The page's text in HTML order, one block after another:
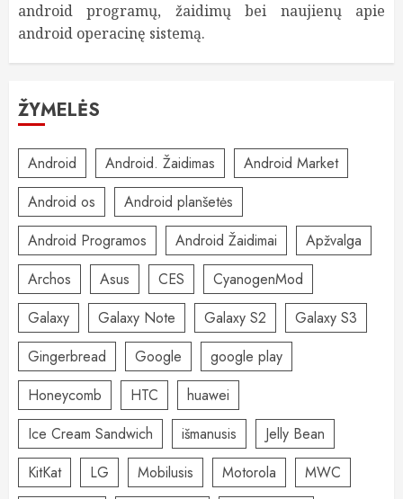
android programų, žaidimų bei naujienų apie
android operacinę sistemą.
ŽYMELĖS
Android Android. Žaidimas
Android Market
Android os
Android planšetės
Android Programos
Android Žaidimai
Apžvalga
Archos
Asus CES
CyanogenMod
Galaxy
Galaxy Note Galaxy S2
Galaxy S3
Gingerbread
Google
google play
Honeycomb
HTC
huawei
Ice Cream Sandwich
išmanusis
Jelly Bean
KitKat
LG Mobilusis Motorola
MWC